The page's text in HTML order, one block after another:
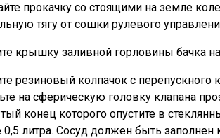
прокачку со стоящими на земле
тягу от сошки рулевого
крышку заливной горловины бачка
резиновый колпачок с перепускного
на сферическую головку клапана
конец которого опустите в
0,5 литра. Сосуд должен быть